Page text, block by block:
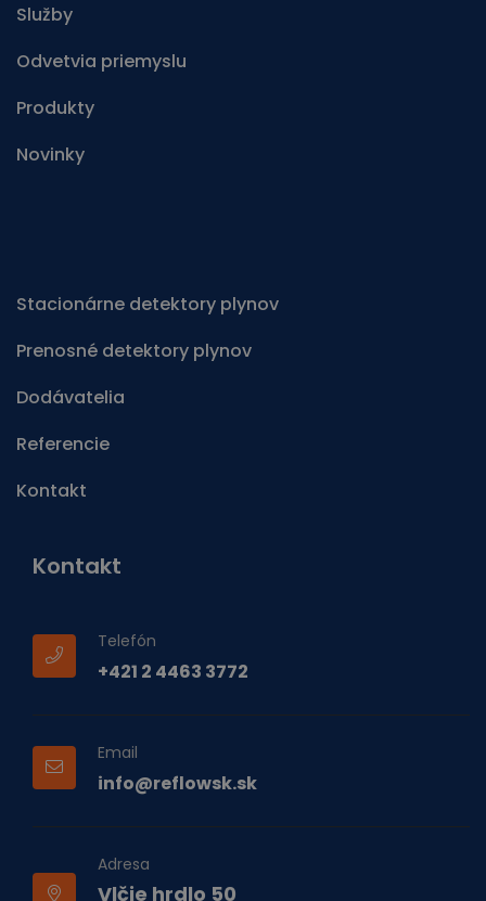
Služby
Odvetvia priemyslu
Produkty
Novinky
Stacionárne detektory plynov
Prenosné detektory plynov
Dodávatelia
Referencie
Kontakt
Kontakt
Telefón
+421 2 4463 3772
Email
info@reflowsk.sk
Adresa
Vlčie hrdlo 50